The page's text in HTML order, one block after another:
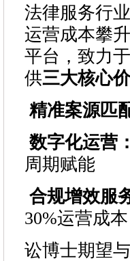
法律服务行
运营成本攀
平台，致力
供三大核心
精准案源匹
数字化运营：
周期赋能
合规增效服
30%运营成本
讼博士期望